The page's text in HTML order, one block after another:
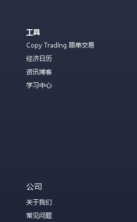
工具
Copy Trading 跟单交易
经济日历
资讯博客
学习中心
公司
关于我们
常见问题